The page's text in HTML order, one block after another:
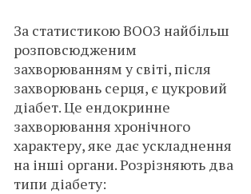
За статистикою ВООЗ найбільш
розповсюдженим
захворюванням у світі, після
захворювань серця, є цукровий
діабет. Це ендокринне
захворювання хронічного
характеру, яке дає ускладнення
на інші органи. Розрізняють два
типи діабету: